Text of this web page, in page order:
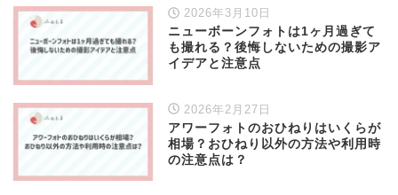
2026年3月10日
ニューボーンフォトは1ヶ月過ぎて
も撮れる？後悔しないための撮影ア
イデアと注意点
2026年2月27日
アワーフォトのおひねりはいくらが
相場？おひねり以外の方法や利用時
の注意点は？